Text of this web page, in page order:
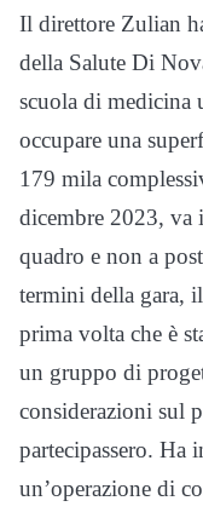
Il direttore Zulian
della Salute Di
scuola di medicina
occupare una
179 mila
dicembre 2023, va
quadro e non a
termini della gara,
prima volta che è
un gruppo di
considerazioni sul
partecipassero. Ha
un’operazione di